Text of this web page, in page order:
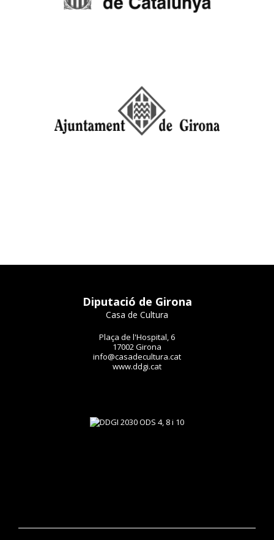
Diputació de Girona
Casa de Cultura
Plaça de l'Hospital, 6
17002 Girona
info@casadecultura.cat
www.ddgi.cat